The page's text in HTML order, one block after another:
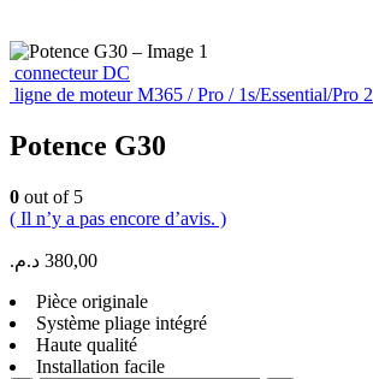
connecteur DC
ligne de moteur M365 / Pro / 1s/Essential/Pro 2
Potence G30
0 out of 5
( Il n’y a pas encore d’avis. )
380,00 د.م.
Pièce originale
Système pliage intégré
Haute qualité
Installation facile